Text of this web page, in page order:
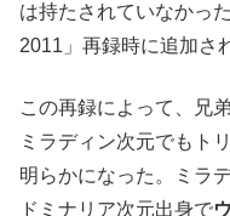
は持たされていなかっ
2011」再録時に追加さ
この再録によって、兄
ミラディン次元でもト
明らかになった。ミラ
ドミナリア次元出身で